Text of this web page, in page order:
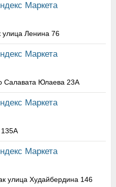
Маркета
Ленина 76
Маркета
Салавата Юлаева 23А
Маркета
135А
Маркета
улица Худайбердина 146